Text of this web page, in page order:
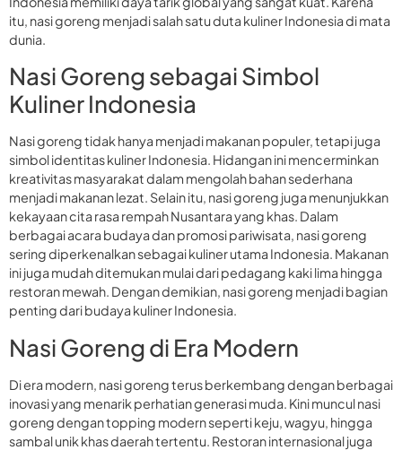
itu, nasi goreng menjadi salah satu duta kuliner Indonesia di mata
dunia.
Nasi Goreng sebagai Simbol
Kuliner Indonesia
Nasi goreng tidak hanya menjadi makanan populer, tetapi juga
simbol identitas kuliner Indonesia. Hidangan ini mencerminkan
kreativitas masyarakat dalam mengolah bahan sederhana
menjadi makanan lezat. Selain itu, nasi goreng juga menunjukkan
kekayaan cita rasa rempah Nusantara yang khas. Dalam
berbagai acara budaya dan promosi pariwisata, nasi goreng
sering diperkenalkan sebagai kuliner utama Indonesia. Makanan
ini juga mudah ditemukan mulai dari pedagang kaki lima hingga
restoran mewah. Dengan demikian, nasi goreng menjadi bagian
penting dari budaya kuliner Indonesia.
Nasi Goreng di Era Modern
Di era modern, nasi goreng terus berkembang dengan berbagai
inovasi yang menarik perhatian generasi muda. Kini muncul nasi
goreng dengan topping modern seperti keju, wagyu, hingga
sambal unik khas daerah tertentu. Restoran internasional juga